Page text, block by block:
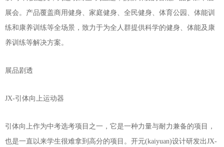
展会。产品覆盖商用健身、家庭健身、全民健身、体育公园、体能训
练和康养训练等全场景，致力于为全人群提供科学的健身、体能及康
养训练等解决方案。
展品剧透
JX-引体向上运动器
引体向上作为中考选考项目之一，它是一种力量与耐力兼备的项目，
也是一直以来学生很难拿到高分的项目。开元(kaiyuan)设计研发出JX-